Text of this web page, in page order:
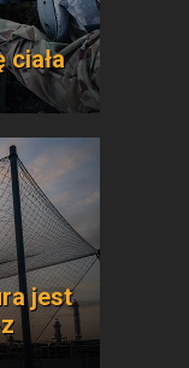
ciała
jest